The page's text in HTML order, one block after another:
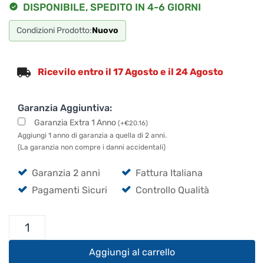
DISPONIBILE, SPEDITO IN 4-6 GIORNI
Condizioni Prodotto:Nuovo
Ricevilo entro il 17 Agosto e il 24 Agosto
Garanzia Aggiuntiva:
Garanzia Extra 1 Anno (+€20.16)
Aggiungi 1 anno di garanzia a quella di 2 anni.
(La garanzia non compre i danni accidentali)
Garanzia 2 anni
Fattura Italiana
Pagamenti Sicuri
Controllo Qualità
Behringer
Aggiungi al carrello